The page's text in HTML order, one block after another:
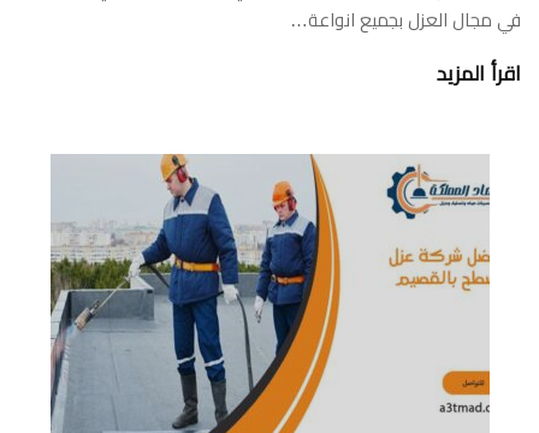
في مجال العزل بجميع انواعة…
اقرأ المزيد